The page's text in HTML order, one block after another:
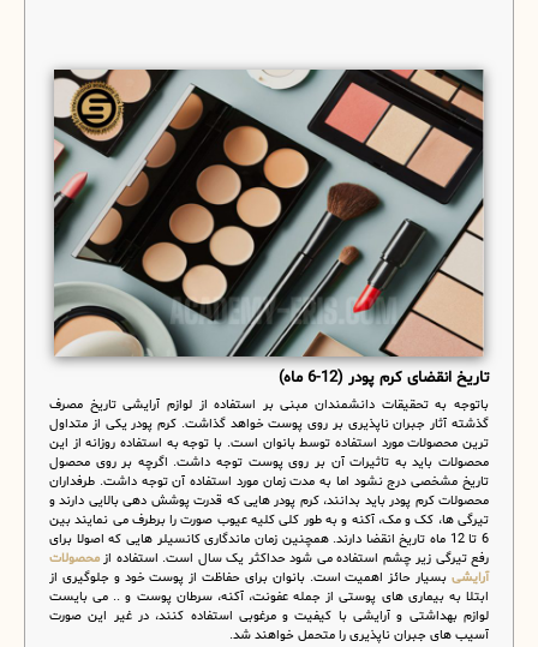
تاریخ انقضای کرم پودر (12-6 ماه)
باتوجه به تحقیقات دانشمندان مبنی بر استفاده از لوازم آرایشی تاریخ مصرف
گذشته آثار جبران ناپذیری بر روی پوست خواهد گذاشت. کرم پودر یکی از متداول
ترین محصولات مورد استفاده توسط بانوان است. با توجه به استفاده روزانه از این
محصولات باید به تاثیرات آن بر روی پوست توجه داشت. اگرچه بر روی محصول
تاریخ مشخصی درج نشود اما به مدت زمان مورد استفاده آن توجه داشت. طرفداران
محصولات کرم پودر باید بدانند، کرم پودر هایی که قدرت پوشش دهی بالایی دارند و
تیرگی ها، کک و مک، آکنه و به طور کلی کلیه عیوب صورت را برطرف می نمایند بین
6 تا 12 ماه تاریخ انقضا دارند. همچنین زمان ماندگاری کانسیلر هایی که اصولا برای
رفع تیرگی زیر چشم استفاده می شود حداکثر یک سال است. استفاده از محصولات
آرایشی بسیار حائز اهمیت است. بانوان برای حفاظت از پوست خود و جلوگیری از
ابتلا به بیماری های پوستی از جمله عفونت، آکنه، سرطان پوست و .. می بایست
لوازم بهداشتی و آرایشی با کیفیت و مرغوبی استفاده کنند، در غیر این صورت
آسیب های جبران ناپذیری را متحمل خواهند شد.